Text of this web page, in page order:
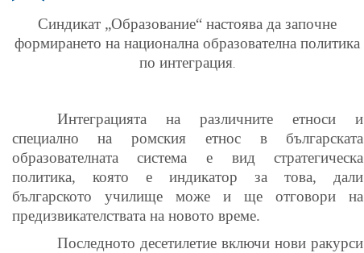
Синдикат „Образование“ настоява да започне
формирането на национална образователна политика
по интеграция.
Интеграцията на различните етноси и
специално на ромския етнос в българската
образователната система е вид стратегическа
политика, която е индикатор за това, дали
българското училище може и ще отговори на
предизвикателствата на новото време.
Последното десетилетие включи нови ракурси